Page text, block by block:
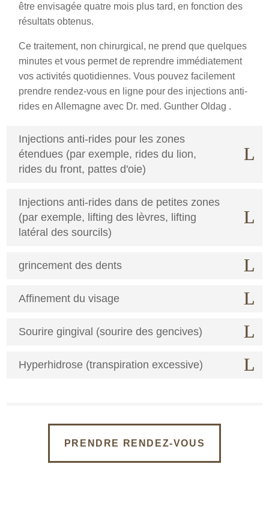
être envisagée quatre mois plus tard, en fonction des
résultats obtenus.
Ce traitement, non chirurgical, ne prend que quelques
minutes et vous permet de reprendre immédiatement
vos activités quotidiennes. Vous pouvez facilement
prendre rendez-vous en ligne pour des injections anti-
rides en Allemagne avec Dr. med. Gunther Oldag .
Injections anti-rides pour les zones
étendues (par exemple, rides du lion,
rides du front, pattes d'oie)
Injections anti-rides dans de petites zones
(par exemple, lifting des lèvres, lifting
latéral des sourcils)
grincement des dents
Affinement du visage
Sourire gingival (sourire des gencives)
Hyperhidrose (transpiration excessive)
PRENDRE RENDEZ-VOUS